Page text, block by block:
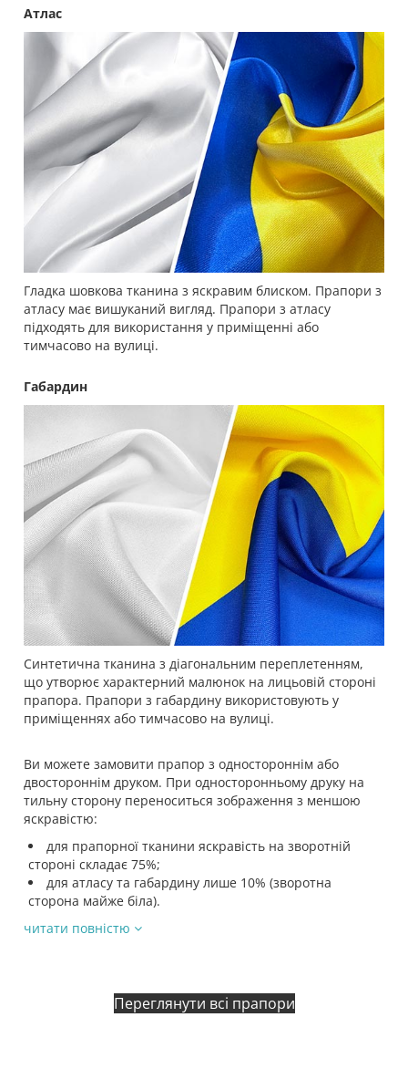
Атлас
Гладка шовкова тканина з яскравим блиском. Прапори з
атласу має вишуканий вигляд. Прапори з атласу
підходять для використання у приміщенні або
тимчасово на вулиці.
Габардин
Синтетична тканина з діагональним переплетенням,
що утворює характерний малюнок на лицьовій стороні
прапора. Прапори з габардину використовують у
приміщеннях або тимчасово на вулиці.
Ви можете замовити прапор з одностороннім або
двостороннім друком. При односторонньому друку на
тильну сторону переноситься зображення з меншою
яскравістю:
для прапорної тканини яскравість на зворотній
стороні складає 75%;
для атласу та габардину лише 10% (зворотна
сторона майже біла).
читати повністю
Переглянути всі прапори